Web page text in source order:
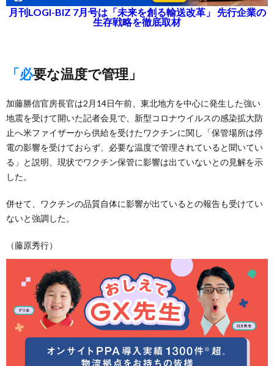
月刊LOGI-BIZ 7月号は「未来を創る輸送改革」 先行企業の
生存戦略を徹底取材
「必要な温度で管理」
加藤勝信官房長官は2月14日午前、東北地方を中心に発生した強い
地震を受けて開いた記者会見で、新型コロナウイルスの感染拡大防
止へ米ファイザーから供給を受けたワクチンに関し「保管場所は停
電の影響を受けておらず、必要な温度で管理されていると聞いてい
る」と説明、現状でワクチン保管に影響は出ていないとの見解を示
した。
併せて、ワクチンの品質自体に影響が出ているとの報告も受けてい
ないと強調した。
（藤原秀行）